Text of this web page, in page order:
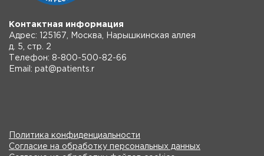
Контактная информация
Адрес: 125167, Москва, Нарышкинская аллея
д. 5, стр. 2
Телефон: 8-800-500-82-66
Email: pat@patients.r
Политика конфиденциальности
Согласие на обработку персональных данных